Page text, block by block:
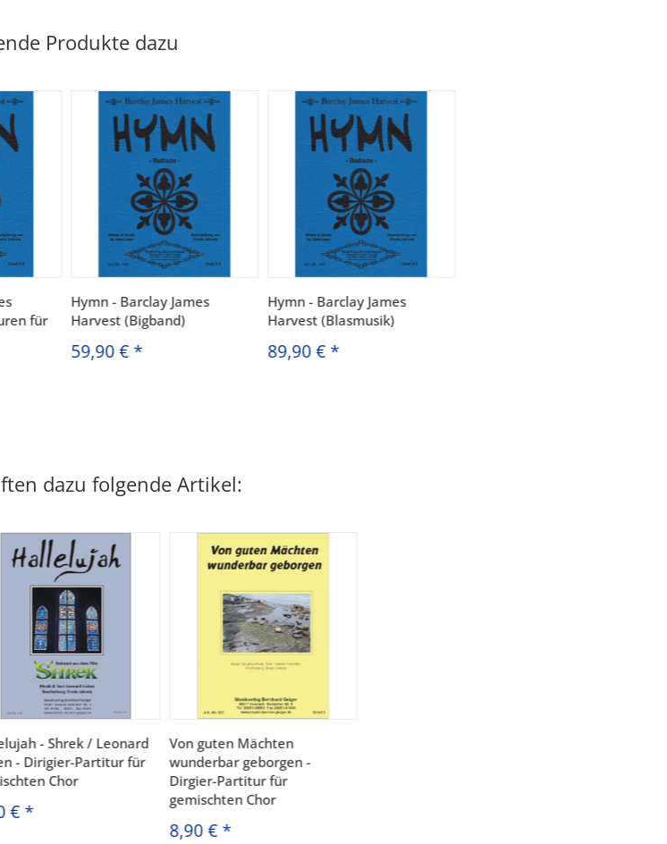
Produkte dazu
für
Hymn - Barclay James
Harvest (Bigband)
59,90 € *
Hymn - Barclay James
Harvest (Blasmusik)
89,90 € *
dazu folgende Artikel:
- Shrek / Leonard
- Dirigier-Partitur für
Chor
€*
Von guten Mächten
wunderbar geborgen -
Dirgier-Partitur für
gemischten Chor
8,90 €*